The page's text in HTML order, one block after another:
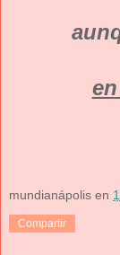
mundianápolis en
Compartir